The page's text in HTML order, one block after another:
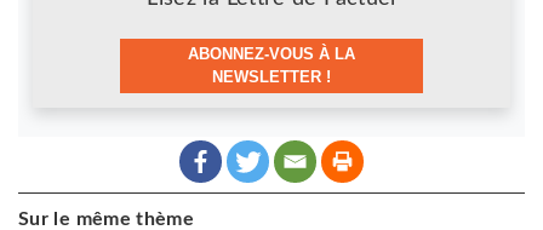
ABONNEZ-VOUS À LA
NEWSLETTER !
Sur le même thème